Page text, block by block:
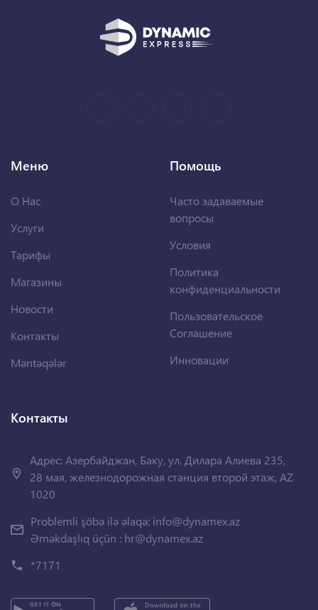
Меню
О Нас
Услуги
Тарифы
Магазины
Новости
Контакты
Məntəqələr
Помощь
Часто задаваемые
вопросы
Условия
Политика
конфиденциальности
Пользовательское
Соглашение
Инновации
Контакты
Адрес: Азербайджан, Баку, ул. Дилара Алиева 235,
28 мая, железнодорожная станция второй этаж, AZ
1020
Problemli şöbə ilə əlaqə: info@dynamex.az
Əməkdaşlıq üçün : hr@dynamex.az
*7171